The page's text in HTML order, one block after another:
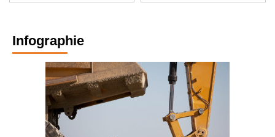
Infographie